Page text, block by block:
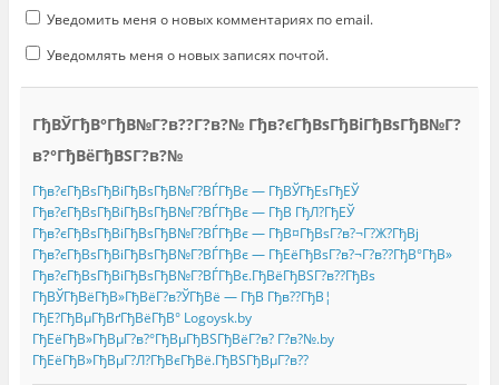
Уведомить меня о новых комментариях по email.
Уведомлять меня о новых записях почтой.
ГђВЎГђВ°ГђВ№Г?в??Г?в?№ Гђв?єГђВѕГђВіГђВѕГђВ№Г?
в?°ГђВёГђВЅГ?в?№
Гђв?єГђВѕГђВіГђВѕГђВ№Г?ВЃГђВє — ГђВЎГђЕѕГђЕЎ
Гђв?єГђВѕГђВіГђВѕГђВ№Г?ВЃГђВє — ГђВ ГђЛ?ГђЕЎ
Гђв?єГђВѕГђВіГђВѕГђВ№Г?ВЃГђВє — ГђВ¤ГђВѕГ?в?¬Г?Ж?ГђВј
Гђв?єГђВѕГђВіГђВѕГђВ№Г?ВЃГђВє — ГђЕёГђВѕГ?в?¬Г?в??ГђВ°ГђВ»
Гђв?єГђВѕГђВіГђВѕГђВ№Г?ВЃГђВє.ГђВёГђВЅГ?в??ГђВѕ
ГђВЎГђВёГђВ»ГђВёГ?в?ЎГђВё — ГђВ Гђв??ГђВ¦
ГђЕ?ГђВµГђВґГђВёГђВ° Logoysk.by
ГђЕёГђВ»ГђВµГ?в?°ГђВµГђВЅГђВёГ?в? Г?в?№.by
ГђЕёГђВ»ГђВµГ?Л?ГђВєГђВё.ГђВЅГђВµГ?в??